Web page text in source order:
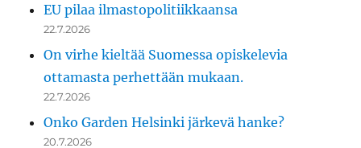
EU pilaa ilmastopolitiikkaansa
22.7.2026
On virhe kieltää Suomessa opiskelevia
ottamasta perhettään mukaan.
22.7.2026
Onko Garden Helsinki järkevä hanke?
20.7.2026